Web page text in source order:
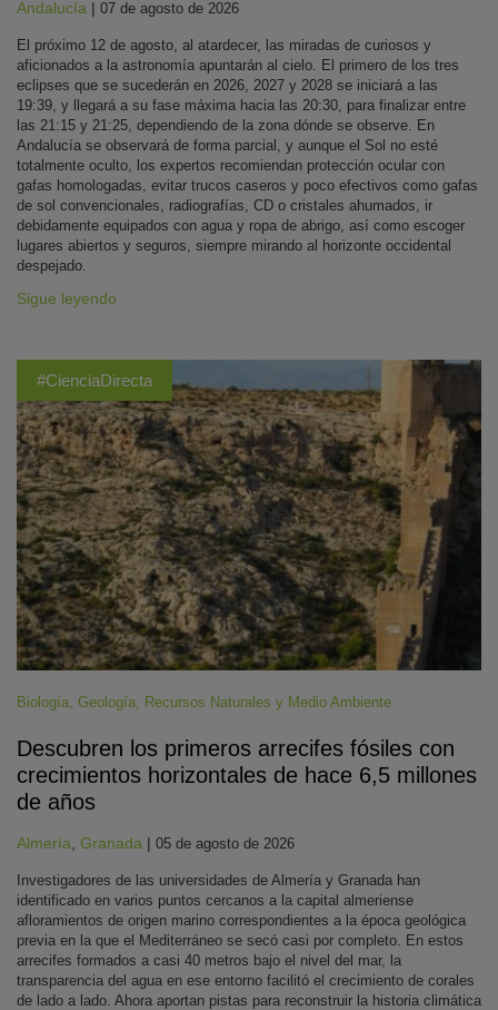
Andalucía | 07 de agosto de 2026
El próximo 12 de agosto, al atardecer, las miradas de curiosos y
aficionados a la astronomía apuntarán al cielo. El primero de los tres
eclipses que se sucederán en 2026, 2027 y 2028 se iniciará a las
19:39, y llegará a su fase máxima hacia las 20:30, para finalizar entre
las 21:15 y 21:25, dependiendo de la zona dónde se observe. En
Andalucía se observará de forma parcial, y aunque el Sol no esté
totalmente oculto, los expertos recomiendan protección ocular con
gafas homologadas, evitar trucos caseros y poco efectivos como gafas
de sol convencionales, radiografías, CD o cristales ahumados, ir
debidamente equipados con agua y ropa de abrigo, así como escoger
lugares abiertos y seguros, siempre mirando al horizonte occidental
despejado.
Sigue leyendo
#CienciaDirecta
Biología, Geología, Recursos Naturales y Medio Ambiente
Descubren los primeros arrecifes fósiles con
crecimientos horizontales de hace 6,5 millones
de años
Almería Granada | 05 de agosto de 2026
Investigadores de las universidades de Almería y Granada han
identificado en varios puntos cercanos a la capital almeriense
afloramientos de origen marino correspondientes a la época geológica
previa en la que el Mediterráneo se secó casi por completo. En estos
arrecifes formados a casi 40 metros bajo el nivel del mar, la
transparencia del agua en ese entorno facilitó el crecimiento de corales
de lado a lado. Ahora aportan pistas para reconstruir la historia climática